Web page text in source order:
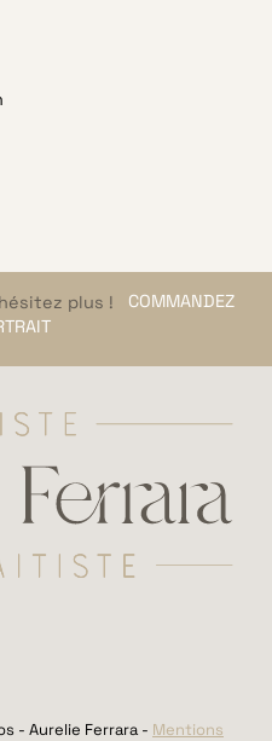
plus !
COMMANDEZ
- Aurelie Ferrara - Mentions